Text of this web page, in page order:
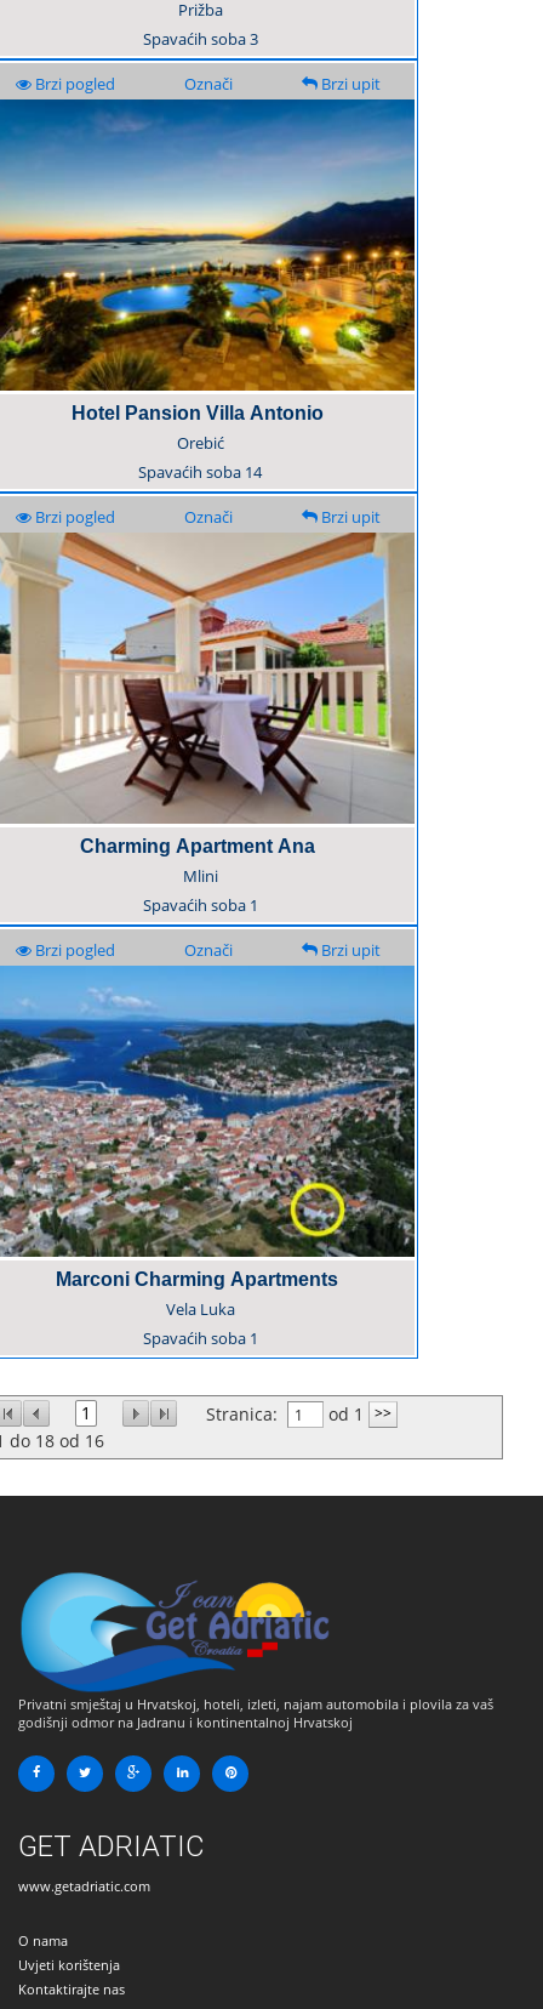
Prižba
Spavaćih soba3
Brzi pogled Označi Brzi upit
Hotel Pansion Villa Antonio
Orebić
Spavaćih soba 14
Brzi pogled Označi Brzi upit
Charming Apartment Ana
Mlini
Spavaćih soba 1
Brzi pogled Označi Brzi upit
Marconi Charming Apartments
Vela Luka
Spavaćih soba 1
1 Stranica:
od 1
do 18 od 16
Privatni smještaj u Hrvatskoj, hoteli, izleti, najam automobila i plovila za vaš
godišnji odmor na Jadranu i kontinentalnoj Hrvatskoj
GET ADRIATIC
www.getadriatic.com
O nama
Uvjeti korištenja
Kontaktirajte nas